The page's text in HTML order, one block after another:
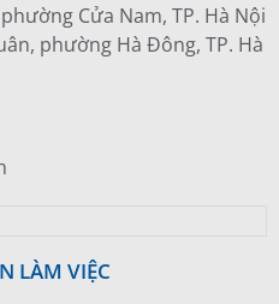
Cửa Nam, TP. Hà Nội
phường Hà Đông, TP. Hà
LÀM VIỆC